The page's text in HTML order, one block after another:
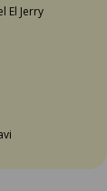
El Jerry